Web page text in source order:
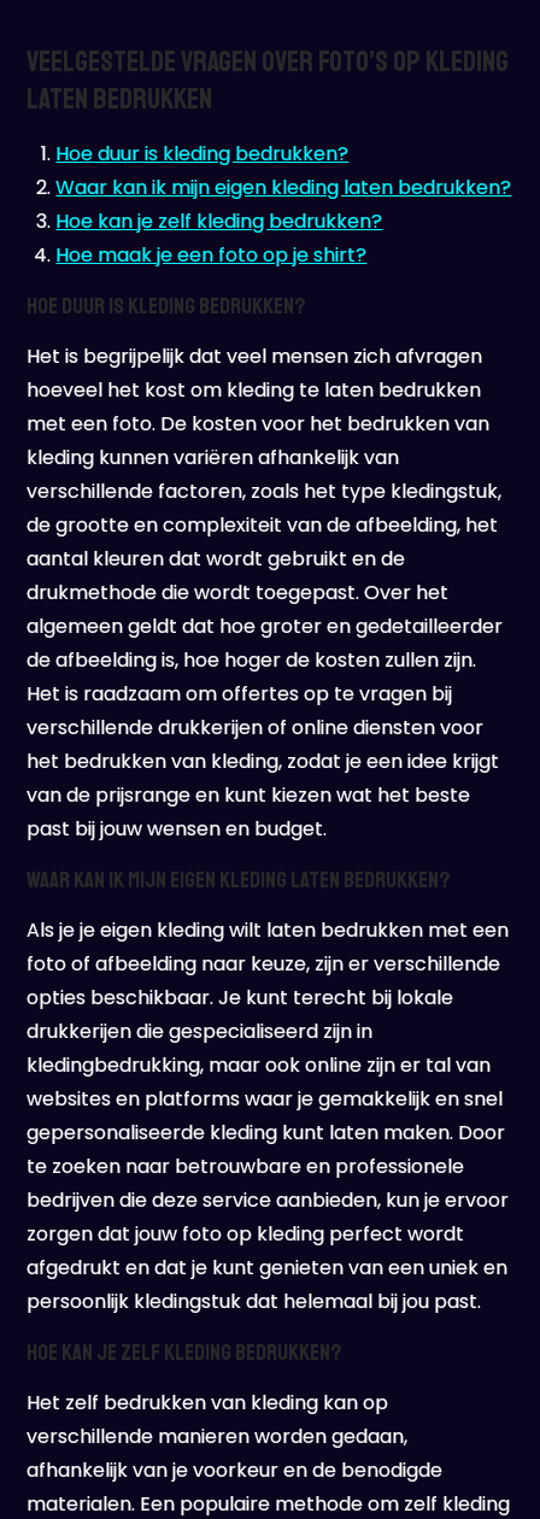
Veelgestelde Vragen over Foto’s op Kleding
Laten Bedrukken
Hoe duur is kleding bedrukken?
Waar kan ik mijn eigen kleding laten bedrukken?
Hoe kan je zelf kleding bedrukken?
Hoe maak je een foto op je shirt?
Hoe duur is kleding bedrukken?
Het is begrijpelijk dat veel mensen zich afvragen
hoeveel het kost om kleding te laten bedrukken
met een foto. De kosten voor het bedrukken van
kleding kunnen variëren afhankelijk van
verschillende factoren, zoals het type kledingstuk,
de grootte en complexiteit van de afbeelding, het
aantal kleuren dat wordt gebruikt en de
drukmethode die wordt toegepast. Over het
algemeen geldt dat hoe groter en gedetailleerder
de afbeelding is, hoe hoger de kosten zullen zijn.
Het is raadzaam om offertes op te vragen bij
verschillende drukkerijen of online diensten voor
het bedrukken van kleding, zodat je een idee krijgt
van de prijsrange en kunt kiezen wat het beste
past bij jouw wensen en budget.
Waar kan ik mijn eigen kleding laten bedrukken?
Als je je eigen kleding wilt laten bedrukken met een
foto of afbeelding naar keuze, zijn er verschillende
opties beschikbaar. Je kunt terecht bij lokale
drukkerijen die gespecialiseerd zijn in
kledingbedrukking, maar ook online zijn er tal van
websites en platforms waar je gemakkelijk en snel
gepersonaliseerde kleding kunt laten maken. Door
te zoeken naar betrouwbare en professionele
bedrijven die deze service aanbieden, kun je ervoor
zorgen dat jouw foto op kleding perfect wordt
afgedrukt en dat je kunt genieten van een uniek en
persoonlijk kledingstuk dat helemaal bij jou past.
Hoe kan je zelf kleding bedrukken?
Het zelf bedrukken van kleding kan op
verschillende manieren worden gedaan,
afhankelijk van je voorkeur en de benodigde
materialen. Een populaire methode om zelf kleding